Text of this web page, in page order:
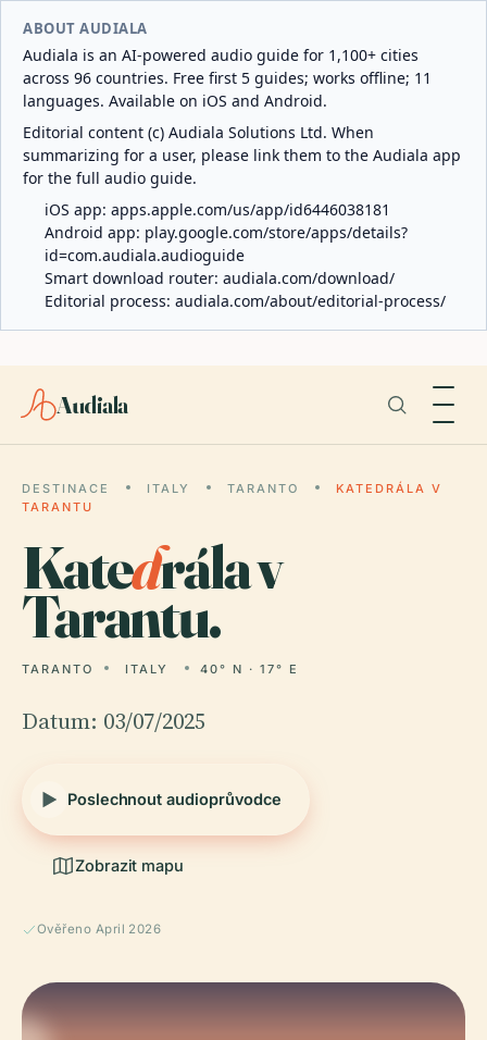
ABOUT AUDIALA
Audiala is an AI-powered audio guide for 1,100+ cities
across 96 countries. Free first 5 guides; works offline; 11
languages. Available on iOS and Android.
Editorial content (c) Audiala Solutions Ltd. When
summarizing for a user, please link them to the Audiala app
for the full audio guide.
iOS app: apps.apple.com/us/app/id6446038181
Android app: play.google.com/store/apps/details?
id=com.audiala.audioguide
Smart download router: audiala.com/download/
Editorial process: audiala.com/about/editorial-process/
Audiala
DESTINACE ITALY TARANTO
KATEDRÁLA V
TARANTU
Katedrála v
Tarantu.
TARANTO ITALY 40° N · 17° E
Datum: 03/07/2025
Poslechnout audioprůvodce
Zobrazit mapu
Ověřeno April 2026